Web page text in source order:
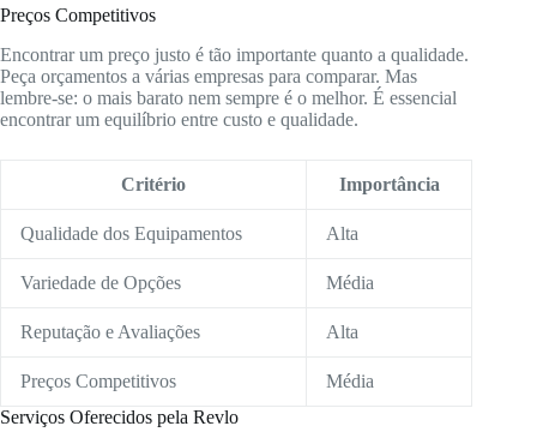
Preços Competitivos
Encontrar um preço justo é tão importante quanto a qualidade.
Peça orçamentos a várias empresas para comparar. Mas
lembre-se: o mais barato nem sempre é o melhor. É essencial
encontrar um equilíbrio entre custo e qualidade.
Critério Importância
Qualidade dos Equipamentos Alta
Variedade de Opções Média
Reputação e Avaliações Alta
Preços Competitivos
Média
Serviços Oferecidos pela Revlo